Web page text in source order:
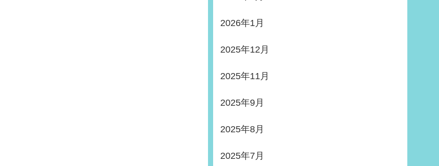
2026年1月
2025年12月
2025年11月
2025年9月
2025年8月
2025年7月